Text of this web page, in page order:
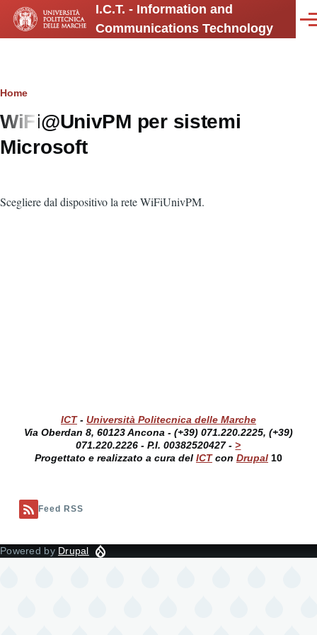
Salta al contenuto principaleI.C.T. - Information and
Communications Technology
Briciole
di
pane
Home
WiFi@UnivPM per sistemi
Microsoft
Scegliere dal dispositivo la rete WiFiUnivPM.
ICT- Università Politecnica delle Marche
Via Oberdan 8, 60123 Ancona - (+39) 071.220.2225, (+39)
071.220.2226 - P.I. 00382520427 ->
Progettato e realizzato a cura del ICTcon Drupal10
Feed RSS
Powered by Drupal